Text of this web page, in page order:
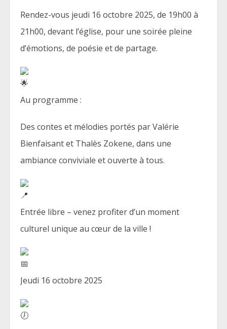
Rendez-vous jeudi 16 octobre 2025, de 19h00 à
21h00, devant l’église, pour une soirée pleine
d’émotions, de poésie et de partage.
Au programme :
Des contes et mélodies portés par Valérie
Bienfaisant et Thalès Zokene, dans une
ambiance conviviale et ouverte à tous.
Entrée libre – venez profiter d’un moment
culturel unique au cœur de la ville !
Jeudi 16 octobre 2025